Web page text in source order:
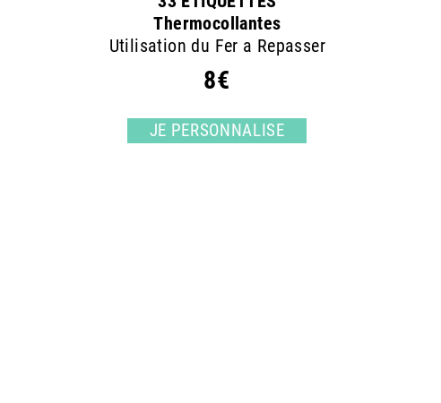
Thermocollantes
Utilisation du Fer a Repasser
8€
JE PERSONNALISE